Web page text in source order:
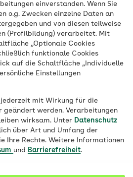
einverstanden. Wenn Sie
o.g. Zwecken einzelne Daten an
und von diesen teilweise
(Profilbildung) verarbeitet. Mit
„Optionale Cookies
funktionale Cookies
auf die Schaltfläche „Individuelle
Einstellungen
jederzeit mit Wirkung für die
werden. Verarbeitungen
wirksam. Unter Datenschutz
über Art und Umfang der
Ihre Rechte. Weitere Informationen
und Barrierefreiheit.
vor der Tür, und
zur Vorfreude
mit Schokolade und
nicht gerade
gesunde und
was sich hinter Türchen
kann.